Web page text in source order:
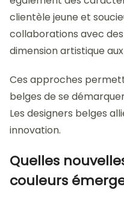
clientèle jeune et
collaborations avec
dimension artistique
Ces approches
belges de se
Les designers belges
innovation.
Quelles
couleurs